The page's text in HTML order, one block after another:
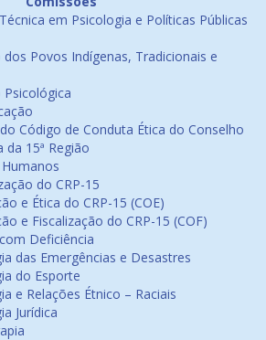
em Psicologia e Políticas Públicas
Povos Indígenas, Tradicionais e
Código de Conduta Ética do Conselho
da 15ª Região
do CRP-15
e Ética do CRP-15 (COE)
e Fiscalização do CRP-15 (COF)
Deficiência
das Emergências e Desastres
do Esporte
e Relações Étnico – Raciais
Jurídica